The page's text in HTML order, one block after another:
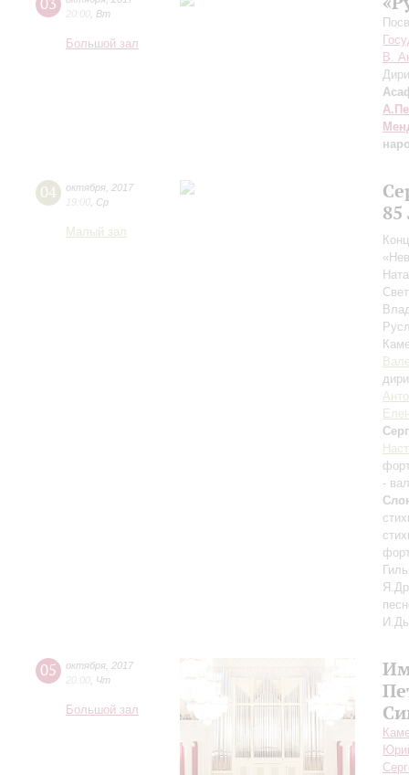
20:00 Вт
Большой зал
В.
04 октября 2017
19:00 Ср
Малый зал
-
05 октября 2017
20:00 Чт
Большой зал